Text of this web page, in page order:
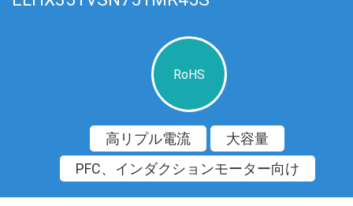
RoHS
高リプル電流
大容量
PFC、インダクションモーター向け